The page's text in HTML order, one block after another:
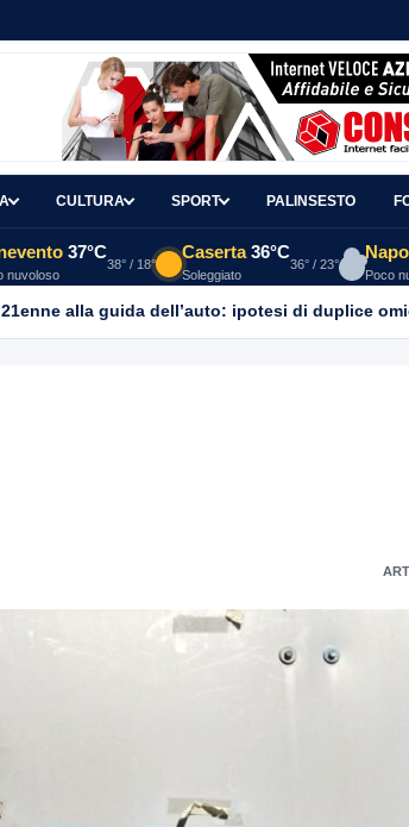
CULTURA SPORT PALINSESTO
37°C
nuvoloso
38° / 18°
Caserta 36°C
Soleggiato
36° / 23°
Poco
alla guida dell’auto: ipotesi di duplice